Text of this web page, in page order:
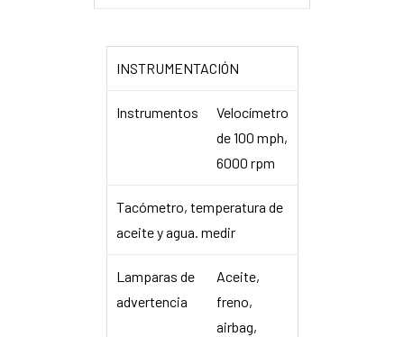
INSTRUMENTACIÓN
Instrumentos
Velocímetro
de 100 mph,
6000 rpm
Tacómetro, temperatura de
aceite y agua. medir
Lamparas de
advertencia
Aceite,
freno,
airbag,